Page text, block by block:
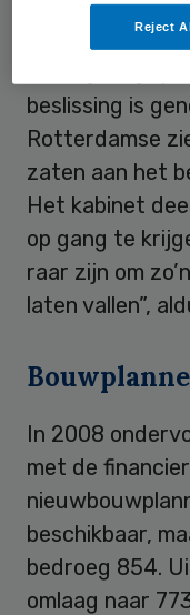
Klink wil nog
beslissing is
Rotterdamse
zaten aan het
Het kabinet
op gang te
raar zijn om
laten vallen”,
In 2008
met de
beschikbaar,
bedroeg 854.
omlaag naar
Reject